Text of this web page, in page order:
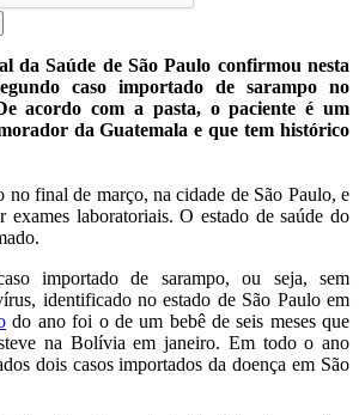
da Saúde de São Paulo confirmou nesta
caso importado de sarampo no
acordo com a pasta, o paciente é um
da Guatemala e que tem histórico
final de março, na cidade de São Paulo, e
exames laboratoriais. O estado de saúde do
importado de sarampo, ou seja, sem
identificado no estado de São Paulo em
do ano foi o de um bebê de seis meses que
na Bolívia em janeiro. Em todo o ano
dois casos importados da doença em São